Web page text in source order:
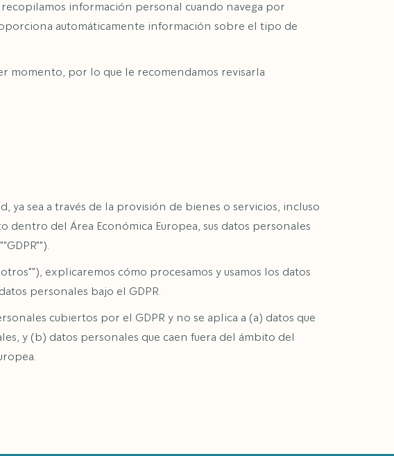
información personal cuando navega por
automáticamente información sobre el tipo de
momento, por lo que le recomendamos revisarla
ya sea a través de la provisión de bienes o servicios, incluso
del Área Económica Europea, sus datos personales
explicaremos cómo procesamos y usamos los datos
personales bajo el GDPR.
cubiertos por el GDPR y no se aplica a (a) datos que
y (b) datos personales que caen fuera del ámbito del